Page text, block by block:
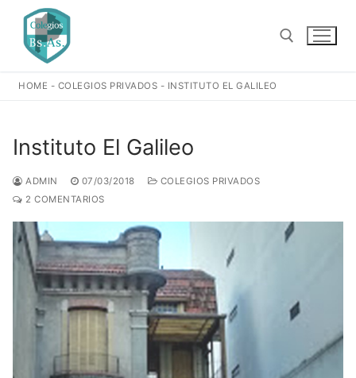
contenido
HOME - COLEGIOS PRIVADOS - INSTITUTO EL GALILEO
Instituto El Galileo
ADMIN 07/03/2018
COLEGIOS PRIVADOS
2 COMENTARIOS